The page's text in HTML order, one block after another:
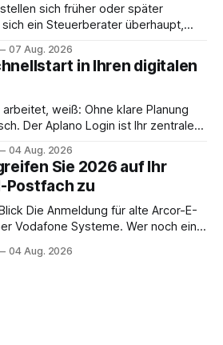
sich früher oder später
ein Steuerberater überhaupt,
Bei einfachen
reicht häufig eine Steuersoftware
Einkunftsarten
finanzielle Veränderungen
Unterstützung meist
07 Aug. 2026
in Ihren digitalen
weiß: Ohne klare Planung
Der Aplano Login ist Ihr zentraler
gesamte kommunikation rund um
In diesem Leitfaden
für einen reibungslosen Einstieg
04 Aug. 2026
Sie 2026 auf Ihr
Postfach zu
E-
Vodafone Systeme. Wer noch eine
über das Vodafone E-Mail & Cloud
04 Aug. 2026